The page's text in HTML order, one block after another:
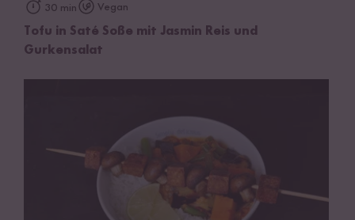
30 min Vegan
Tofu in Saté Soße mit Jasmin Reis und
Gurkensalat